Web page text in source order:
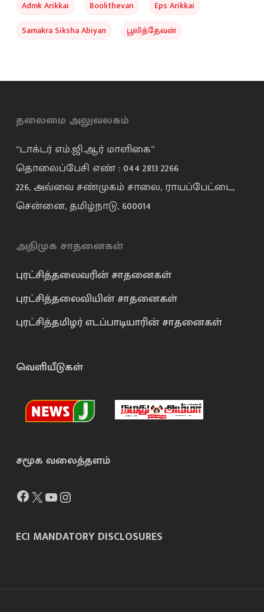
Admk Arikkai Boolithevan
Eps Arikkai
Samakra Siksha Abiyan
பூலித்தேவன்
தலைமை அலுவலகம்
“டாக்டர் எம்.ஜி.ஆர் மாளிகை”
தொலைப்பேசி எண் : 044 2813 2266
226, அவ்வை சண்முகம் சாலை, ராயப்பேட்டை,
சென்னை, தமிழ்நாடு, 600014
அதிமுக சாதனைகள்
புரட்சித்தலைவரின் சாதனைகள்
புரட்சித்தலைவியின் சாதனைகள்
புரட்சித்தமிழர் எடப்பாடியாரின் சாதனைகள்
வெளியீடுகள்
சமூக வலைத்தளம்
Facebook
X YouTube
ECI MANDATORY DISCLOSURES